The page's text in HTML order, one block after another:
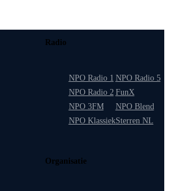
Radio
NPO Radio 1
NPO Radio 2
NPO 3FM
NPO Klassiek
NPO Radio 5
FunX
NPO Blend
Sterren NL
Organisatie